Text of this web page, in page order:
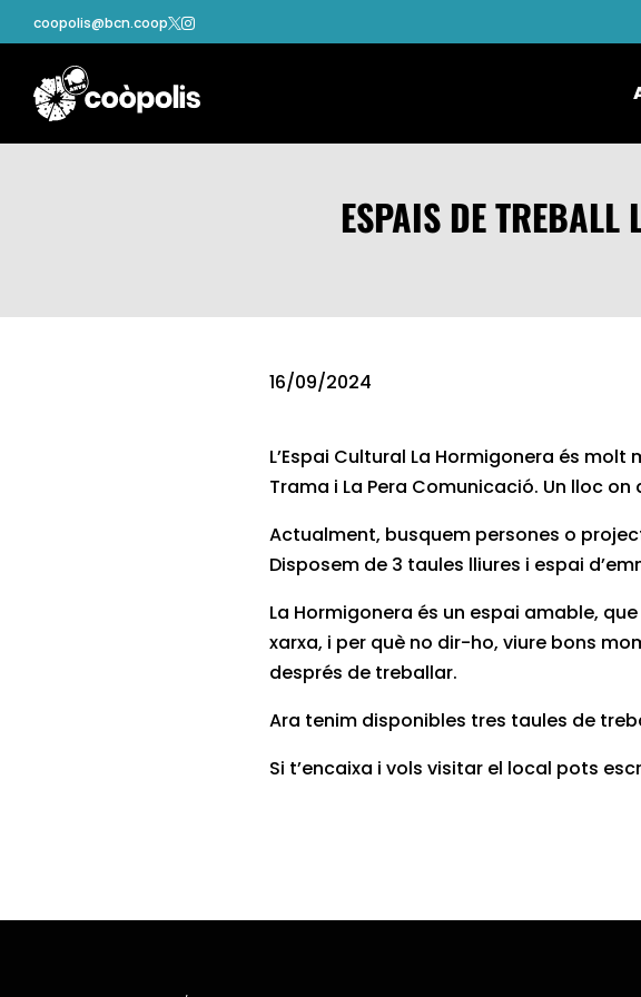
coopolis@bcn.coop
ESPAIS DE
16/09/2024
L’Espai Cultural La Hormigonera és
Trama i La Pera Comunicació. Un lloc
Actualment, busquem persones o
Disposem de 3 taules lliures i espai
La Hormigonera és un espai amable,
xarxa, i per què no dir-ho, viure bons
després de treballar.
Ara tenim disponibles tres taules de
Si t’encaixa i vols visitar el local pots